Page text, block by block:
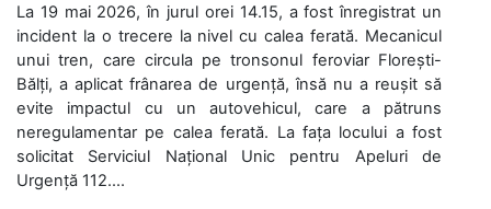
La 19 mai 2026, în jurul orei 14.15, a fost înregistrat un
incident la o trecere la nivel cu calea ferată. Mecanicul
unui tren, care circula pe tronsonul feroviar Florești-
Bălți, a aplicat frânarea de urgență, însă nu a reușit să
evite impactul cu un autovehicul, care a pătruns
neregulamentar pe calea ferată. La fața locului a fost
solicitat Serviciul Național Unic pentru Apeluri de
Urgență 112....